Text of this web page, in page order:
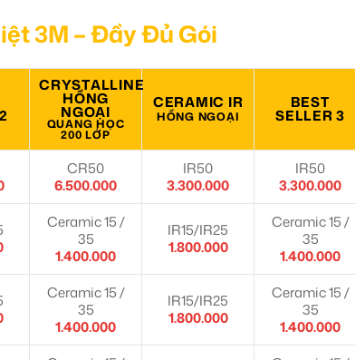
3M – Đầy Đủ Gói
CRYSTALLINE
HỒNG
NGOẠI
QUANG HỌC
200 LỚP
CERAMIC IR
HỒNG NGOẠI
BEST
SELLER 3
CR50
6.500.000
IR50
3.300.000
IR50
3.300.000
Ceramic 15 /
35
1.400.000
IR15/IR25
1.800.000
Ceramic 15 /
35
1.400.000
Ceramic 15 /
35
1.400.000
IR15/IR25
1.800.000
Ceramic 15 /
35
1.400.000